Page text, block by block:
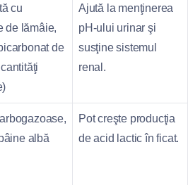
cu
de lămâie,
de
Ajută la menţinerea
pH‑ului urinar şi
susţine sistemul
renal.
albă
Pot creşte producţia
de acid lactic în ficat.